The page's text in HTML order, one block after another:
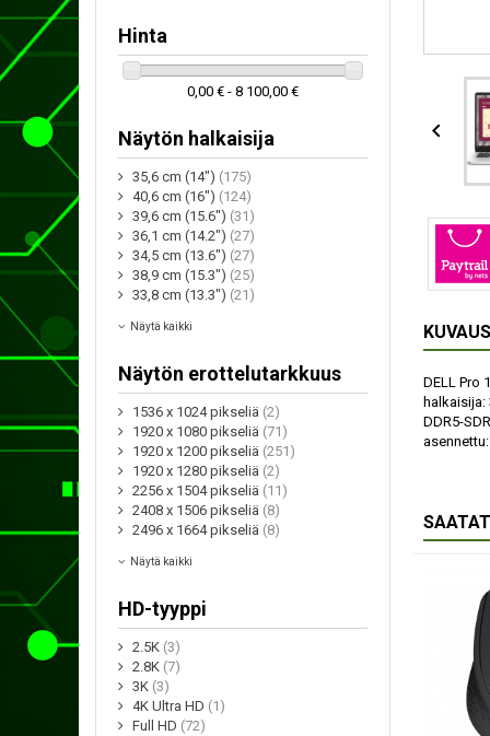
Hinta
0,00 € - 8 100,00 €
Näytön halkaisija
35,6 cm (14") (175)
40,6 cm (16") (124)
39,6 cm (15.6") (31)
36,1 cm (14.2") (27)
34,5 cm (13.6") (27)
38,9 cm (15.3") (25)
33,8 cm (13.3") (21)
Näytä kaikki
Näytön erottelutarkkuus
1536 x 1024 pikseliä (2)
1920 x 1080 pikseliä (71)
1920 x 1200 pikseliä (251)
1920 x 1280 pikseliä (2)
2256 x 1504 pikseliä (11)
2408 x 1506 pikseliä (8)
2496 x 1664 pikseliä (8)
Näytä kaikki
HD-tyyppi
2.5K (3)
2.8K (7)
3K (3)
4K Ultra HD (1)
Full HD (72)

KUVAUS
DELL Pro
halkaisija:
DDR5-